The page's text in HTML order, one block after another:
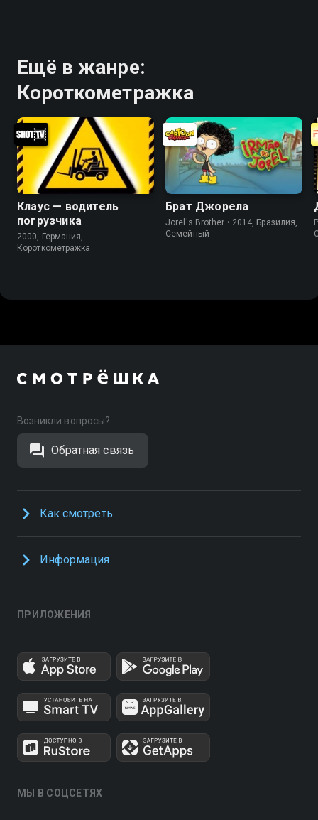
Ещё в жанре:
Короткометражка
Клаус — водитель
погрузчика
2000, Германия,
Короткометражка
Брат Джорела
Jorel's Brother • 2014, Бразилия,
Cемейный
Возникли вопросы?
Обратная связь
Как смотреть
Информация
ПРИЛОЖЕНИЯ
МЫ В СОЦСЕТЯХ